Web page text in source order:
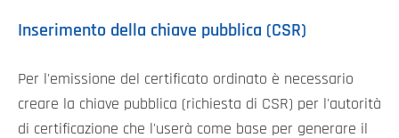
Inserimento della chiave pubblica (CSR)
Per l'emissione del certificato ordinato è necessario
creare la chiave pubblica (richiesta di CSR) per l'autorità
di certificazione che l'userà come base per generare il